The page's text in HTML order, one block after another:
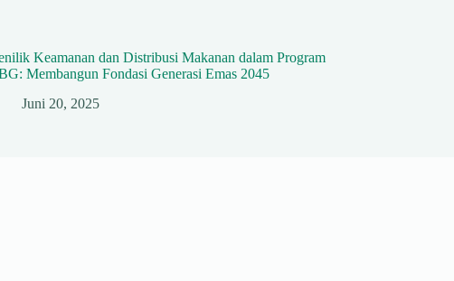
Keamanan dan Distribusi Makanan dalam Program
Membangun Fondasi Generasi Emas 2045
Juni 20, 2025